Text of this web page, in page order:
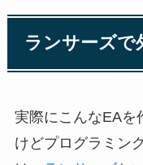
ランサーズで
実際にこんなEAを
けどプログラミン